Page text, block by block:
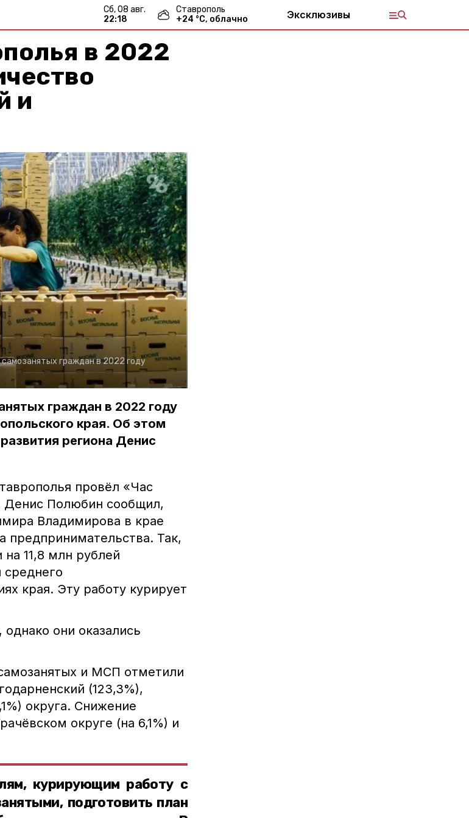
сб, 08 авг.
22:19
Ставрополь
+24 °С, облачно Эксклюзивы
в 2022
и
граждан в 2022 году
граждан в 2022 году
края. Об этом
региона Денис
провёл «Час
Денис Полюбин сообщил,
Владимирова в крае
предпринимательства. Так,
11,8 млн рублей
среднего
края. Эту работу курирует
они оказались
и МСП отметили
(123,3%),
округа. Снижение
округе (на 6,1%) и
курирующим работу с
подготовить план